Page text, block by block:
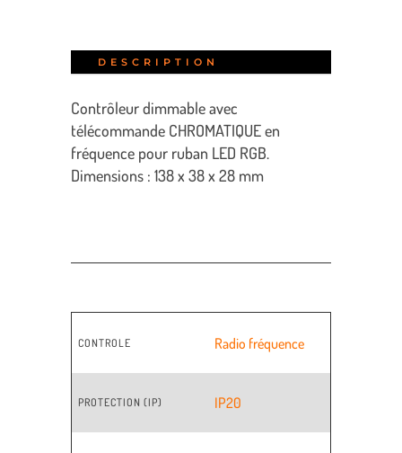
DESCRIPTION
Contrôleur dimmable avec
télécommande CHROMATIQUE en
fréquence pour ruban LED RGB.
Dimensions : 138 x 38 x 28 mm
CONTROLE Radio fréquence
PROTECTION (IP) IP20